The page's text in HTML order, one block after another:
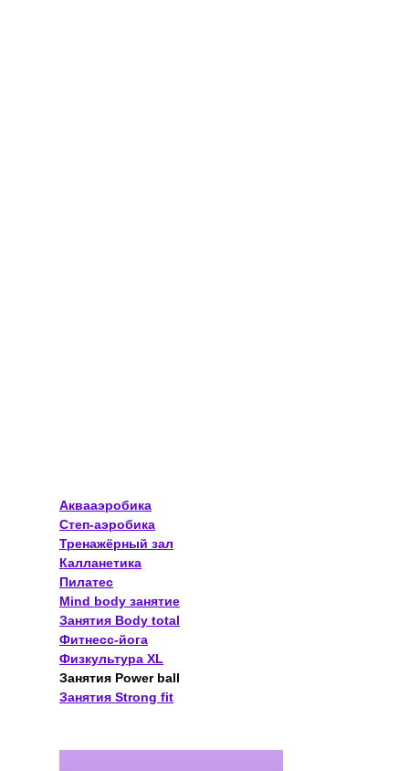
Аквааэробика
Степ-аэробика
Тренажёрный зал
Калланетика
Пилатес
Mind body занятие
Занятия Body total
Фитнесс-йога
Физкультура XL
Занятия Power ball
Занятия Strong fit